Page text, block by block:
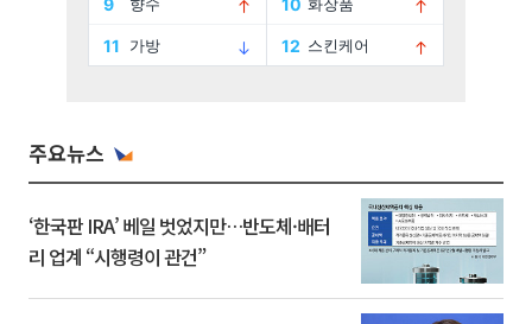
주요뉴스
‘한국판 IRA’ 베일 벗었지만…반도체·배터
리 업계 “시행령이 관건”